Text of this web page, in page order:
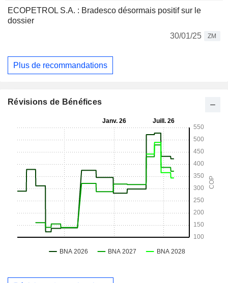
ECOPETROL S.A. : Bradesco désormais positif sur le
dossier
30/01/25
ZM
Plus de recommandations
Révisions de Bénéfices